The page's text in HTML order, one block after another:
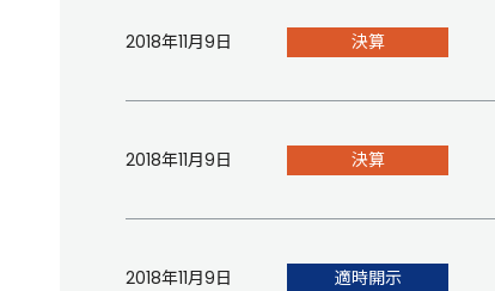
2018年11月9日 決算
2018年11月9日 決算
2018年11月9日 適時開示